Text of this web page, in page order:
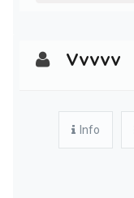
Vvvvv
Info